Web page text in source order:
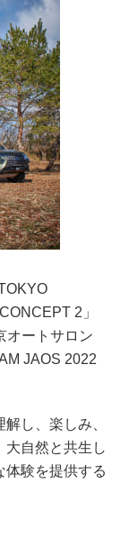
2」
オートサロン
JAOS 2022
し、楽しみ、
大自然と共生し
体験を提供する